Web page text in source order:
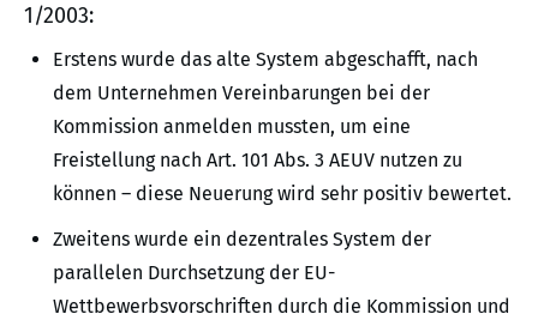
1/2003:
Erstens wurde das alte System abgeschafft, nach
dem Unternehmen Vereinbarungen bei der
Kommission anmelden mussten, um eine
Freistellung nach Art. 101 Abs. 3 AEUV nutzen zu
können – diese Neuerung wird sehr positiv bewertet.
Zweitens wurde ein dezentrales System der
parallelen Durchsetzung der EU-
Wettbewerbsvorschriften durch die Kommission und